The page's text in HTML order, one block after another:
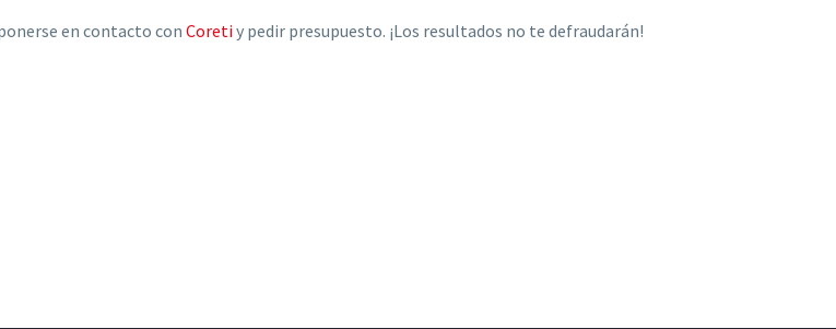
en contacto con Coretiy pedir presupuesto. ¡Los resultados no te defraudarán!